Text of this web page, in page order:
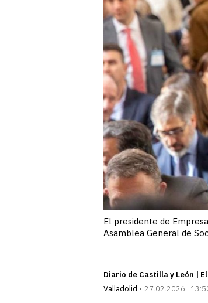
El presidente de
Asamblea General de
Diario de Castilla y León |
Valladolid
27.02.2026 |